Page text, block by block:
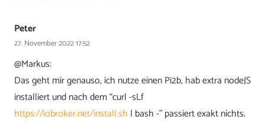
Peter
27. November 2022 17:52
@Markus:
Das geht mir genauso, ich nutze einen Pi2b, hab extra nodeJS
installiert und nach dem “curl -sLf
https://iobroker.net/install.sh | bash -” passiert exakt nichts.